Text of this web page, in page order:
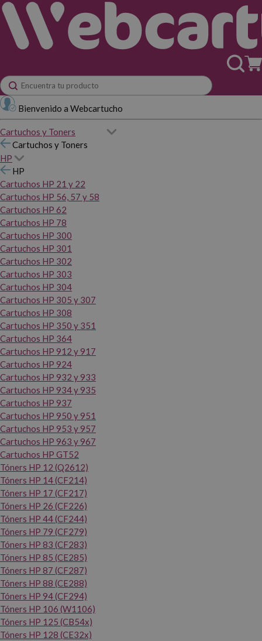
Bienvenido a Webcartucho
Cartuchos y Toners
Cartuchos y Toners
HP
HP
Cartuchos HP 21 y 22
Cartuchos HP 56, 57 y 58
Cartuchos HP 62
Cartuchos HP 78
Cartuchos HP 300
Cartuchos HP 301
Cartuchos HP 302
Cartuchos HP 303
Cartuchos HP 304
Cartuchos HP 305 y 307
Cartuchos HP 308
Cartuchos HP 350 y 351
Cartuchos HP 364
Cartuchos HP 912 y 917
Cartuchos HP 924
Cartuchos HP 932 y 933
Cartuchos HP 934 y 935
Cartuchos HP 937
Cartuchos HP 950 y 951
Cartuchos HP 953 y 957
Cartuchos HP 963 y 967
Cartuchos HP GT52
Tóners HP 12 (Q2612)
Tóners HP 14 (CF214)
Tóners HP 17 (CF217)
Tóners HP 26 (CF226)
Tóners HP 44 (CF244)
Tóners HP 79 (CF279)
Tóners HP 83 (CF283)
Tóners HP 85 (CE285)
Tóners HP 87 (CF287)
Tóners HP 88 (CE288)
Tóners HP 94 (CF294)
Tóners HP 106 (W1106)
Tóners HP 125 (CB54x)
Tóners HP 128 (CE32x)